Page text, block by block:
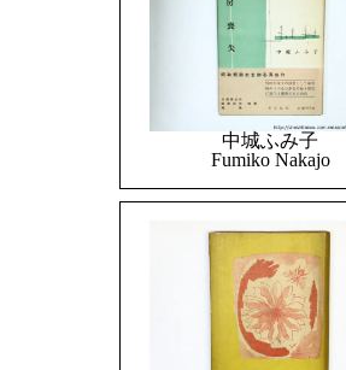
中城ふみ子
Fumiko Nakajo